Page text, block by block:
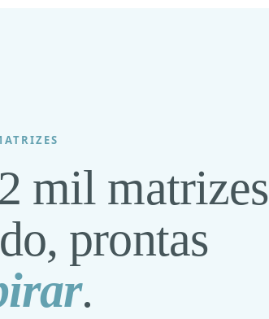
mil matrizes
prontas
.